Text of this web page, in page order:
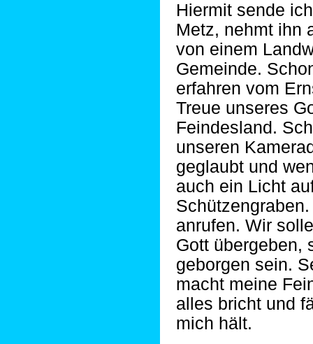
Hiermit sende
Metz, nehmt ihn
von einem
Gemeinde.
erfahren vom
Treue unseres
Feindesland.
unseren
geglaubt und
auch ein Licht
anrufen. Wir
Gott übergeben,
geborgen sein.
macht meine
alles bricht und
mich hält.